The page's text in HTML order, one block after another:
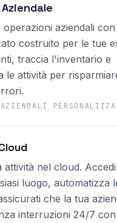
operazioni aziendali
costruito per le tue
traccia l'inventario e
le attività per
attività nel cloud.
luogo, automatizza
che la tua
interruzioni 24/7